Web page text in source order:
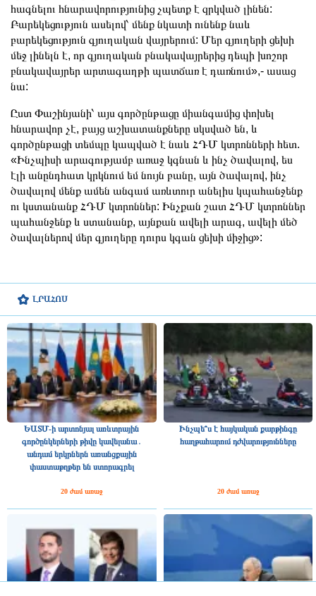
ԼՐԱՀՈՍ
ԵԱՏՄ-ի արտոնյալ առևտրային
գործընկերների թիվը կավելանա․
անդամ երկրներն առանցքային
փաստաթղթեր են ստորագրել
20 ժամ առաջ
Ինչպե՞ս է հայկական քարթինգը
հաղթահարում դժվարությունները
20 ժամ առաջ
հագնելու հնարավորությունից չպետք է զրկված լինեն:
Բարեկեցություն ասելով՝ մենք նկատի ունենք նաև
բարեկեցություն գյուղական վայրերում: Մեր գյուղերի ցեխի
մեջ լինելն է, որ գյուղական բնակավայրերից դեպի խոշոր
բնակավայրեր արտագաղթի պատճառ է դառնում»,- ասաց
նա:
Ըստ Փաշինյանի՝ այս գործընթացը միանգամից փոխել
հնարավոր չէ, բայց աշխատանքները սկսված են, և
գործընթացի տեմպը կապված է նաև ՀԴՄ կտրոնների հետ.
«Ինչպիսի արագությամբ առաջ կգնան և ինչ ծավալով, ես
էլի անընդհատ կրկնում եմ նույն բանը, այն ծավալով, ինչ
ծավալով մենք ամեն անգամ առևտուր անելիս կպահանջենք
ու կստանանք ՀԴՄ կտրոններ: Ինչքան շատ ՀԴՄ կտրոններ
պահանջենք և ստանանք, այնքան ավելի արագ, ավելի մեծ
ծավալներով մեր գյուղերը դուրս կգան ցեխի միջից»: